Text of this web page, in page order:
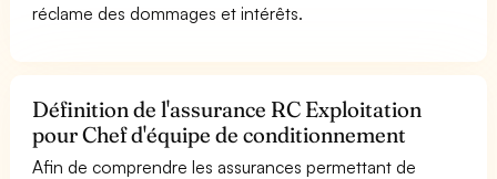
réclame des dommages et intérêts.
Définition de l'assurance RC Exploitation
pour Chef d'équipe de conditionnement
Afin de comprendre les assurances permettant de